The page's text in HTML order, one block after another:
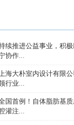
续推进公益事业，积极
协作...
海大朴室内设计有限公
行业...
国首例！自体脂肪基
灌注...